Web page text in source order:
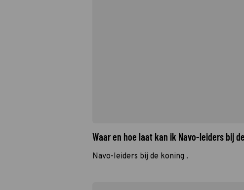
Waar en hoe laat kan ik Navo-leiders bij
Navo-leiders bij de koning .